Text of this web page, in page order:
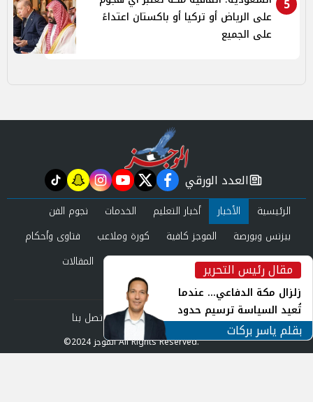
على الرياض أو تركيا أو باكستان اعتداءً
على الجميع
مقال رئيس التحرير
زلزال مكة الدفاعي... عندما
تُعيد السياسة ترسيم حدود
الأمن القومي العربي
بقلم ياسر بركات
newspaper
العدد الورقي facebook
twitter
youtube
instagram
snapchat
tiktok
الرئيسية الأخبار أخبار التعليم الخدمات
نجوم الفن
بيزنس وبورصة
الموجز كافية كورة وملاعب
فتاوى وأحكام
صحة وجمال
عرب وعالم حوادث ومحاكم
المقالات
العدد الورقي
من نحن
سياسة الخصوصية اتصل بنا
©2024 الموجز All Rights Reserved.